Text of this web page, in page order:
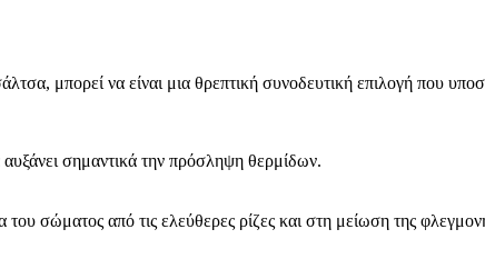
μπορεί να είναι μια θρεπτική συνοδευτική επιλογή που
σημαντικά την πρόσληψη θερμίδων.
σώματος από τις ελεύθερες ρίζες και στη μείωση της